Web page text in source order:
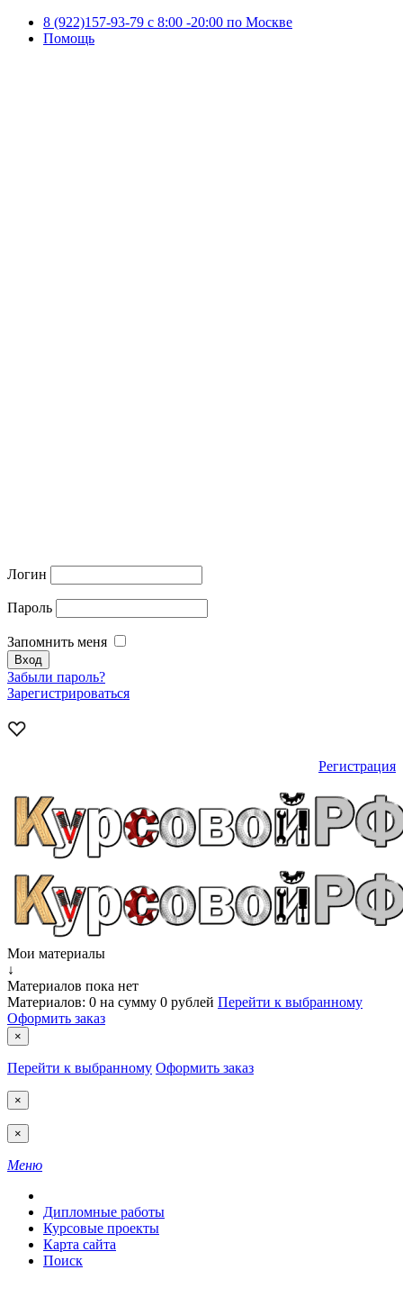
8 (922)157-93-79 c 8:00 -20:00 по Москве
Помощь
Логин
Пароль
Запомнить меня
Забыли пароль?
Зарегистрироваться
Регистрация
Мои материалы
↓
Материалов пока нет
Материалов: 0 на сумму 0 рублей Перейти к выбранному
Оформить заказ
×
Перейти к выбранному Оформить заказ
×
×
Меню
Дипломные работы
Курсовые проекты
Карта сайта
Поиск